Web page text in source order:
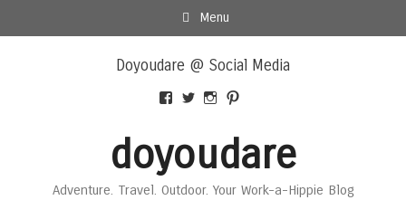
to
Menu
Doyoudare @ Social Media
View
Facebook
View
Twitter
View
Instagram
View
on
Pinterest
doyoudare
Adventure. Travel. Outdoor. Your Work-a-Hippie Blog